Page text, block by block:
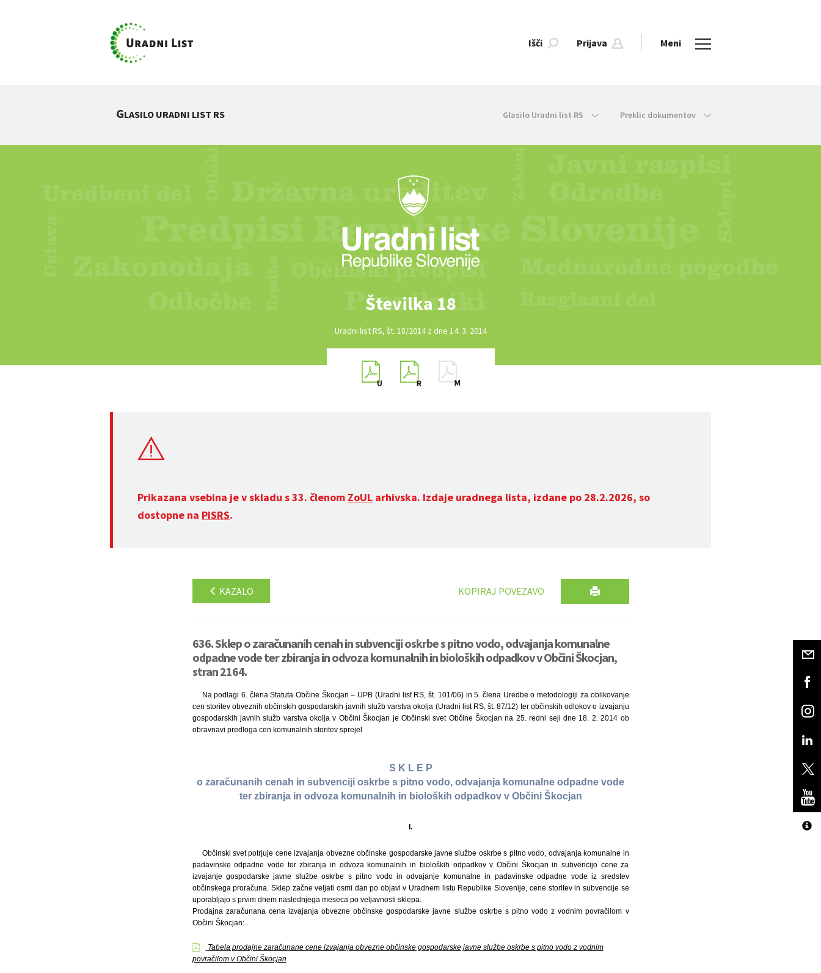
Išči Prijava Meni
GLASILO URADNI LIST RS Glasilo Uradni list RS Preklic dokumentov
Številka 18
Uradni list RS, št. 18/2014 z dne 14. 3. 2014
Prikazana vsebina je v skladu s 33. členom ZoUL arhivska. Izdaje uradnega lista, izdane po 28.2.2026, so
dostopne na PISRS.
KAZALO KOPIRAJ POVEZAVO
636. Sklep o zaračunanih cenah in subvenciji oskrbe s pitno vodo, odvajanja komunalne
odpadne vode ter zbiranja in odvoza komunalnih in bioloških odpadkov v Občini Škocjan,
stran 2164.
Na podlagi 6. člena Statuta Občine Škocjan – UPB (Uradni list RS, št. 101/06) in 5. člena Uredbe o metodologiji za oblikovanje
cen storitev obveznih občinskih gospodarskih javnih služb varstva okolja (Uradni list RS, št. 87/12) ter občinskih odlokov o izvajanju
gospodarskih javnih služb varstva okolja v Občini Škocjan je Občinski svet Občine Škocjan na 25. redni seji dne 18. 2. 2014 ob
obravnavi predloga cen komunalnih storitev sprejel
S K L E P
o zaračunanih cenah in subvenciji oskrbe s pitno vodo, odvajanja komunalne odpadne vode
ter zbiranja in odvoza komunalnih in bioloških odpadkov v Občini Škocjan
I.
Občinski svet potrjuje cene izvajanja obvezne občinske gospodarske javne službe oskrbe s pitno vodo, odvajanja komunalne in
padavinske odpadne vode ter zbiranja in odvoza komunalnih in bioloških odpadkov v Občini Škocjan in subvencijo cene za
izvajanje gospodarske javne službe oskrbe s pitno vodo in odvajanje komunalne in padavinske odpadne vode iz sredstev
občinskega proračuna. Sklep začne veljati osmi dan po objavi v Uradnem listu Republike Slovenije, cene storitev in subvencije se
uporabljajo s prvim dnem naslednjega meseca po veljavnosti sklepa.
Prodajna zaračunana cena izvajanja obvezne občinske gospodarske javne službe oskrbe s pitno vodo z vodnim povračilom v
Občini Škocjan:
Tabela prodajne zaračunane cene izvajanja obvezne občinske gospodarske javne službe oskrbe s pitno vodo z vodnim
povračilom v Občini Škocjan